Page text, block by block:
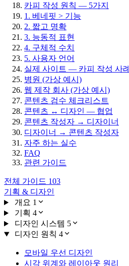
카피 작성 원칙 — 5가지
1. 베네핏 > 기능
2. 짧고 명확
3. 능동적 표현
4. 구체적 수치
5. 사용자 언어
실제 사이트 — 카피 작성 사례
병원 (가상 예시)
웹 제작 회사 (가상 예시)
콘텐츠 검수 체크리스트
콘텐츠 ↔ 디자인 — 협업
콘텐츠 작성자 → 디자이너
디자이너 → 콘텐츠 작성자
자주 하는 실수
FAQ
관련 가이드
전체 가이드 103
기획 & 디자인
개요 1
기획 4
디자인 시스템 5
디자인 원칙 4
모바일 우선 디자인
시각 위계와 레이아웃 원리